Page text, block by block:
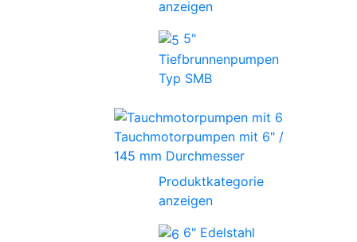
anzeigen
5"
Tiefbrunnenpumpen
Typ SMB
Tauchmotorpumpen mit 6" /
145 mm Durchmesser
Produktkategorie
anzeigen
6" Edelstahl